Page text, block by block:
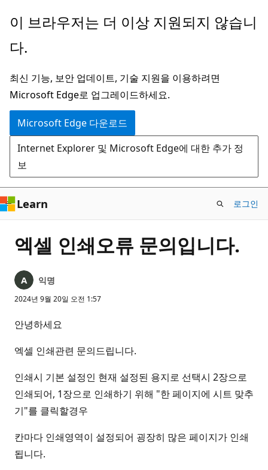
주
콘
츠
로
건
너
뛰
기
이 브라우저는 더 이상 지원되지 않습니
다.
최신 기능, 보안 업데이트, 기술 지원을 이용하려면
Microsoft Edge로 업그레이드하세요.
Microsoft Edge 다운로드
Internet Explorer 및 Microsoft Edge에 대한 추가 정
보
Learn 로그인
엑셀 인쇄오류 문의입니다.
익명
2024년 9월 20일 오전 1:57
안녕하세요
엑셀 인쇄관련 문의드립니다.
인쇄시 기본 설정인 현재 설정된 용지로 선택시 2장으로
인쇄되어, 1장으로 인쇄하기 위해 "한 페이지에 시트 맞추
기"를 클릭할경우
칸마다 인쇄영역이 설정되어 굉장히 많은 페이지가 인쇄
됩니다.